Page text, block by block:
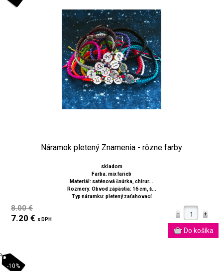
Náramok pletený Znamenia - rôzne farby
skladom
Farba: mix farieb
Materiál: saténová šnúrka, chirur...
Rozmery: Obvod zápästia: 16 cm, š...
Typ náramku: pletený zaťahovací
8.00 €
7.20 € s DPH
-10%